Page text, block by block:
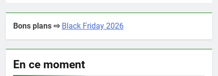
Bons plans ⇨ Black Friday 2026
En ce moment